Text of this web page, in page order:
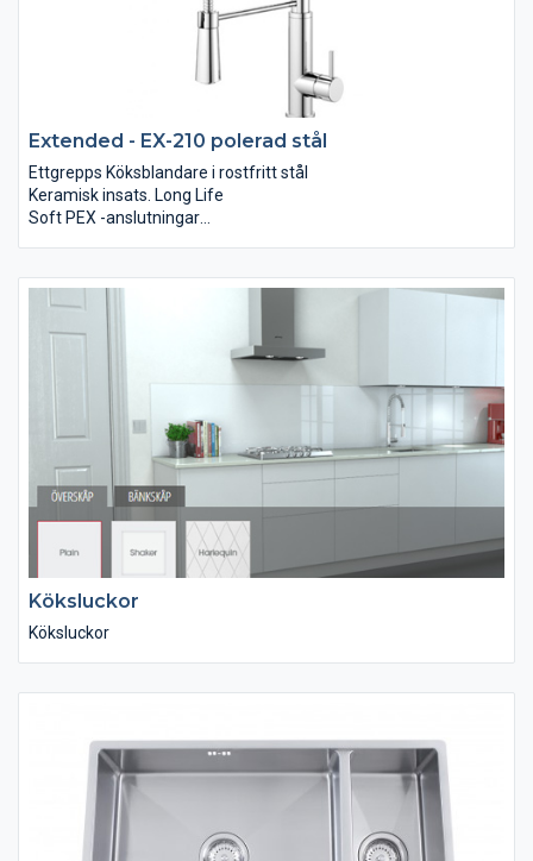
Extended - EX-210 polerad stål
Ettgrepps Köksblandare i rostfritt stål
Keramisk insats. Long Life
Soft PEX -anslutningar
Köksluckor
Köksluckor